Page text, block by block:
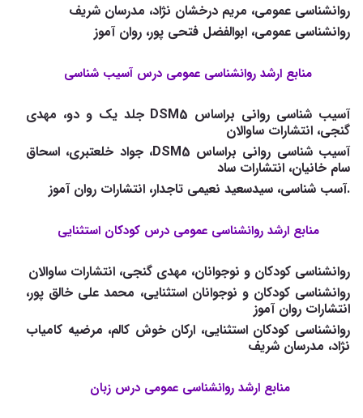
روانشناسی عمومی، مریم درخشان نژاد، مدرسان شریف
روانشناسی عمومی، ابوالفضل فتحی پور، روان آموز
منابع ارشد روانشناسی عمومی درس آسیب شناسی
آسیب شناسی روانی براساس DSM5 جلد یک و دو، مهدی
گنجی، انتشارات ساوالان
آسیب شناسی روانی براساس DSM5، جواد خلعتبری، اسحاق
سام خانیان، انتشارات ساد
.آسب شناسی، سیدسعید نعیمی تاجدار، انتشارات روان آموز
منابع ارشد روانشناسی عمومی درس کودکان استثنایی
روانشناسی کودکان و نوجوانان، مهدی گنجی، انتشارات ساوالان
روانشناسی کودکان و نوجوانان استثنایی، محمد علی خالق پور،
انتشارات روان آموز
روانشناسی کودکان استثنایی، ارکان خوش کالم، مرضیه کامیاب
نژاد، مدرسان شریف
منابع ارشد روانشناسی عمومی درس زبان